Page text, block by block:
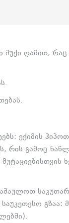
შუქი ღამით, რაც
ექიმის
რის გამოც
გზაა: